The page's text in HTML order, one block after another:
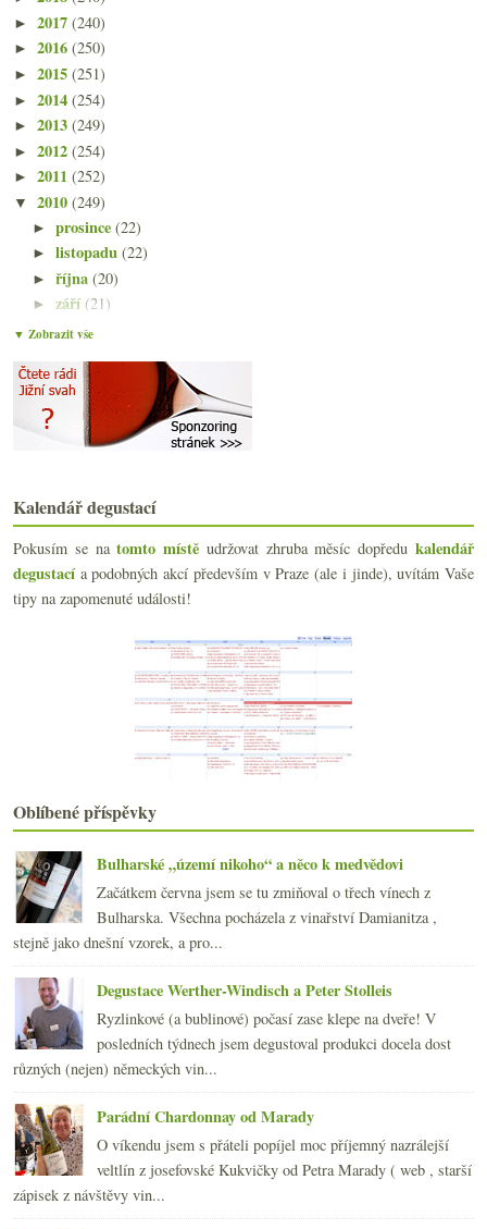
► 2017 (240)
► 2016 (250)
► 2015 (251)
► 2014 (254)
► 2013 (249)
► 2012 (254)
► 2011 (252)
▼ 2010 (249)
►prosince(22)
►listopadu(22)
►října(20)
►září (21)
►srpna
►června
► května (21)
► dubna (21)
▼ledna(20)
Výsledky ankety „Nejčastěji piji vína z následujíc...
André a netypická červená směska z Moravy
Domaine Weinbach (nejen) pro fotografy
Maďarský desetiboj ve Viničním altánu
Biobedýnková slast sladké řepy
Nový Salon vín, hudba, ostrov Sark a útrata v UK
Kyselý králíček Burgundska 2008
Frankovka z Villány
Težká hlava z těžkých lahví
Výsledky ankety „Když bublinky tak nejraději...“
O očekávání, náladách a placebo efektu
Chorvatské víno zaslané na rozbor
Zapomenuté poklady české kuchyně s kancem
Jak dopadne pražský týden plný vína?
Chutné burgundské a moravská frankovka
Osobnost desetiletí, prodejní automat a grafy
Vánoce s veltlínem ze starých keřů
Zpráva ze zasněžené Grébovky
►2009(249)
►2008(270)
►2007(108)
▼ Zobrazit vše
Kalendář degustací
Pokusím se natomto místě udržovat zhruba měsíc dopředukalendář
degustacía podobných akcí především v Praze (ale i jinde), uvítám Vaše
tipy na zapomenuté události!
Oblíbené příspěvky
Bulharské „území nikoho“ a něco k medvědovi
Začátkem června jsem se tu zmiňoval o třech vínech z
Bulharska. Všechna pocházela z vinařství Damianitza ,
stejně jako dnešní vzorek, a pro...
Degustace Werther-Windisch a Peter Stolleis
Ryzlinkové (a bublinové) počasí zase klepe na dveře! V
posledních týdnech jsem degustoval produkci docela dost
různých (nejen) německých vin...
Parádní Chardonnay od Marady
O víkendu jsem s přáteli popíjel moc příjemný nazrálejší
veltlín z josefovské Kukvičky od Petra Marady ( web , starší
zápisek z návštěvy vin...